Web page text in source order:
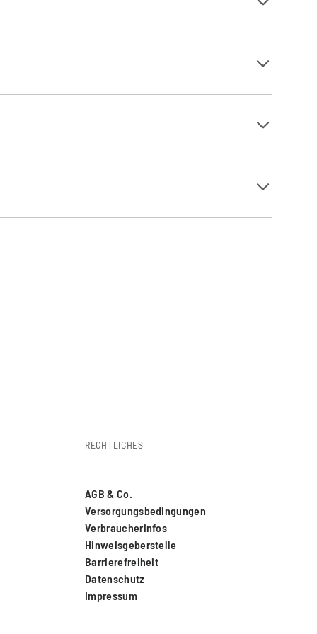
RECHTLICHES
AGB & Co.
Versorgungsbedingungen
Verbraucherinfos
Hinweisgeberstelle
Barrierefreiheit
Datenschutz
Impressum